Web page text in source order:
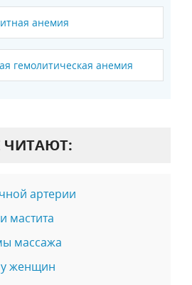
анемия
гемолитическая анемия
ЧИТАЮТ:
артерии
мастита
массажа
у женщин